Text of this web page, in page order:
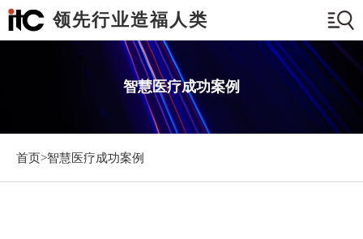
领先行业造福人类
智慧医疗成功案例
首页>智慧医疗成功案例